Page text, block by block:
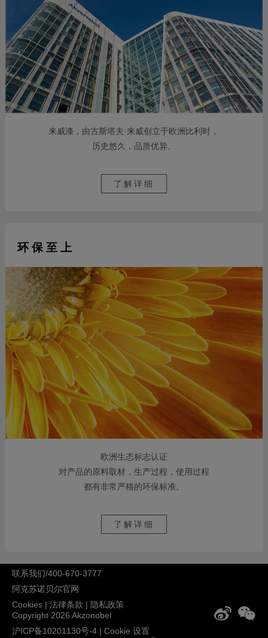
来威漆，由古斯塔夫·来威创立于欧洲比利时，
历史悠久，品质优异。
了解详细
环 保 至 上
欧洲生态标志认证
对产品的原料取材，生产过程，使用过程
都有非常严格的环保标准。
了解详细
联系我们/400-670-3777
阿克苏诺贝尔官网
Cookies | 法律条款 | 隐私政策
Copyright 2026 Akzonobel
沪ICP备10201130号-4 | Cookie 设置